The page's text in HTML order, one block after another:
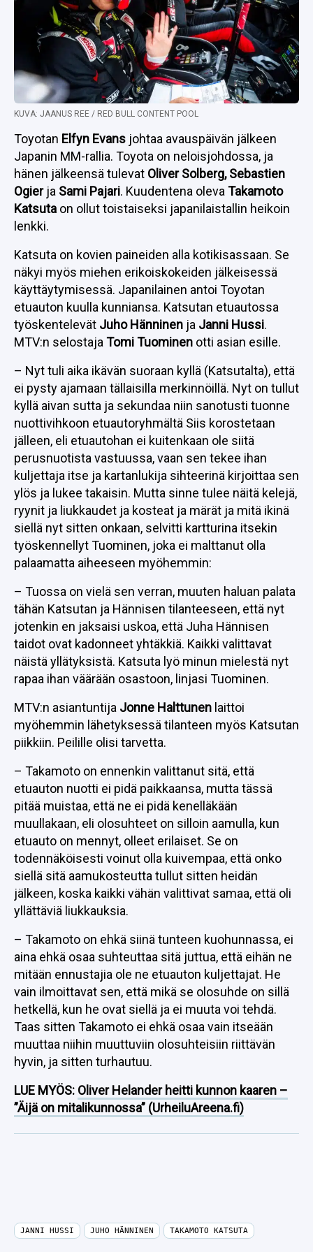
KUVA: JAANUS REE / RED BULL CONTENT POOL
Toyotan Elfyn Evans johtaa avauspäivän jälkeen
Japanin MM-rallia. Toyota on neloisjohdossa, ja
hänen jälkeensä tulevat Oliver Solberg, Sebastien
Ogierja Sami Pajari. Kuudentena oleva Takamoto
Katsuta on ollut toistaiseksi japanilaistallin heikoin
lenkki.
Katsuta on kovien paineiden alla kotikisassaan. Se
näkyi myös miehen erikoiskokeiden jälkeisessä
käyttäytymisessä. Japanilainen antoi Toyotan
etuauton kuulla kunniansa. Katsutan etuautossa
työskentelevät Juho Hänninen ja Janni Hussi.
MTV:n selostaja Tomi Tuominen otti asian esille.
– Nyt tuli aika ikävän suoraan kyllä (Katsutalta), että
ei pysty ajamaan tällaisilla merkinnöillä. Nyt on tullut
kyllä aivan sutta ja sekundaa niin sanotusti tuonne
nuottivihkoon etuautoryhmältä Siis korostetaan
jälleen, eli etuautohan ei kuitenkaan ole siitä
perusnuotista vastuussa, vaan sen tekee ihan
kuljettaja itse ja kartanlukija sihteerinä kirjoittaa sen
ylös ja lukee takaisin. Mutta sinne tulee näitä kelejä,
ryynit ja liukkaudet ja kosteat ja märät ja mitä ikinä
siellä nyt sitten onkaan, selvitti kartturina itsekin
työskennellyt Tuominen, joka ei malttanut olla
palaamatta aiheeseen myöhemmin:
– Tuossa on vielä sen verran, muuten haluan palata
tähän Katsutan ja Hännisen tilanteeseen, että nyt
jotenkin en jaksaisi uskoa, että Juha Hännisen
taidot ovat kadonneet yhtäkkiä. Kaikki valittavat
näistä yllätyksistä. Katsuta lyö minun mielestä nyt
rapaa ihan väärään osastoon, linjasi Tuominen.
MTV:n asiantuntija Jonne Halttunen laittoi
myöhemmin lähetyksessä tilanteen myös Katsutan
piikkiin. Peilille olisi tarvetta.
– Takamoto on ennenkin valittanut sitä, että
etuauton nuotti ei pidä paikkaansa, mutta tässä
pitää muistaa, että ne ei pidä kenelläkään
muullakaan, eli olosuhteet on silloin aamulla, kun
etuauto on mennyt, olleet erilaiset. Se on
todennäköisesti voinut olla kuivempaa, että onko
siellä sitä aamukosteutta tullut sitten heidän
jälkeen, koska kaikki vähän valittivat samaa, että oli
yllättäviä liukkauksia.
– Takamoto on ehkä siinä tunteen kuohunnassa, ei
aina ehkä osaa suhteuttaa sitä juttua, että eihän ne
mitään ennustajia ole ne etuauton kuljettajat. He
vain ilmoittavat sen, että mikä se olosuhde on sillä
hetkellä, kun he ovat siellä ja ei muuta voi tehdä.
Taas sitten Takamoto ei ehkä osaa vain itseään
muuttaa niihin muuttuviin olosuhteisiin riittävän
hyvin, ja sitten turhautuu.
LUE MYÖS: Oliver Helander heitti kunnon kaaren –
”Äijä on mitalikunnossa” (UrheiluAreena.fi)
JANNI HUSSI JUHO HÄNNINEN TAKAMOTO KATSUTA